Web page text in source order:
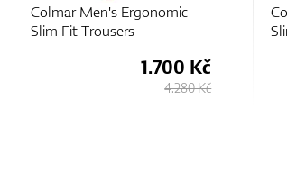
Colmar Men's Ergonomic
Slim Fit Trousers
1.700 Kč
4.280 Kč